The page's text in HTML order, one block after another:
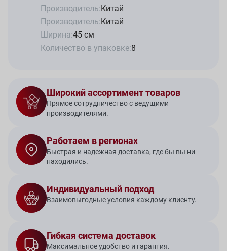
Производитель:Китай
Производитель:Китай
Ширина:45 см
Количество в упаковке:8
Широкий ассортимент товаров
Прямое сотрудничество с ведущими
производителями.
Работаем в регионах
Быстрая и надежная доставка, где бы вы ни
находились.
Индивидуальный подход
Взаимовыгодные условия каждому клиенту.
Гибкая система доставок
Максимальное удобство и гарантия.